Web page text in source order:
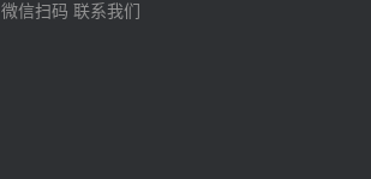
微信扫码 联系我们